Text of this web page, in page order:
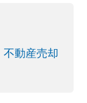
不動産売却